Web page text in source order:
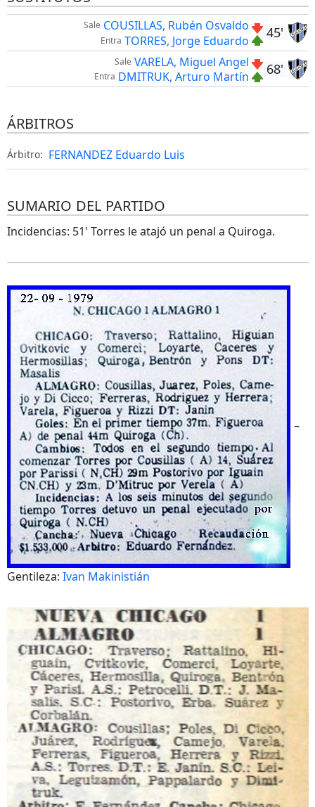
45'
Sale COUSILLAS, Rubén Osvaldo
Entra TORRES, Jorge Eduardo
68'
Sale VARELA, Miguel Angel
Entra DMITRUK, Arturo Martín
ÁRBITROS
Árbitro: FERNANDEZ Eduardo Luis
SUMARIO DEL PARTIDO
Incidencias: 51' Torres le atajó un penal a Quiroga.
–
Gentileza: Ivan Makinistián